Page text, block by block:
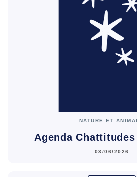
NATURE ET
Agenda Chattitudes
03/06/2026